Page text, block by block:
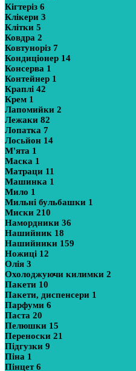
Кігтеріз 6
Клікери 3
Клітки 5
Ковдра 2
Ковтуноріз 7
Кондиціонер 14
Консерва 1
Контейнер 1
Краплі 42
Крем 1
Лапомийки 2
Лежаки 82
Лопатка 7
Лосьйон 14
М'ята 1
Маска 1
Матраци 11
Машинка 1
Мило 1
Мильні бульбашки 1
Миски 210
Намордники 36
Нашийник 18
Нашийники 159
Ножиці 12
Олія 3
Охолоджуючи килимки 2
Пакети 10
Пакети, диспенсери 1
Парфуми 6
Паста 20
Пелюшки 15
Переноски 21
Підгузки 9
Піна 1
Пінцет6